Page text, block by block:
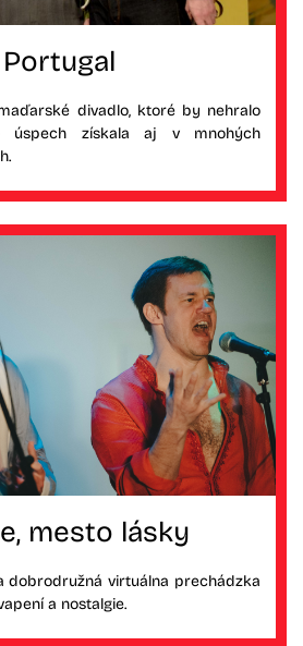
Portugal
divadlo, ktoré by nehralo
úspech získala aj v mnohých
mesto lásky
dobrodružná virtuálna prechádzka
a nostalgie.